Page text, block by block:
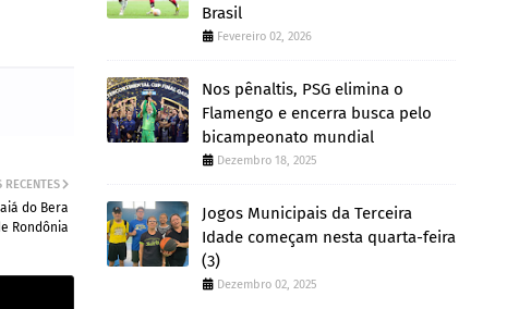
RECENTES
do Bera
Rondônia
Brasil
Fevereiro 02, 2026
Nos pênaltis, PSG elimina o
Flamengo e encerra busca pelo
bicampeonato mundial
Dezembro 18, 2025
Jogos Municipais da Terceira
Idade começam nesta quarta-feira
(3)
Dezembro 02, 2025